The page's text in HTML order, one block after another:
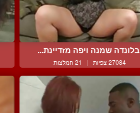
בלונדה שמנה ויפה מזדיינת...
27084 צפיות | 21 המלצות